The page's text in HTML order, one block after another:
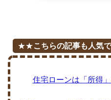
★★こちらの記事も人気
住宅ローンは「所得